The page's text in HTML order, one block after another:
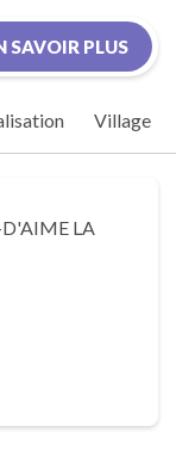
SAVOIR PLUS
Village
LA